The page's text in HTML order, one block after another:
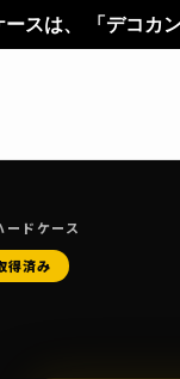
（decocom）」
ドケース
得済み